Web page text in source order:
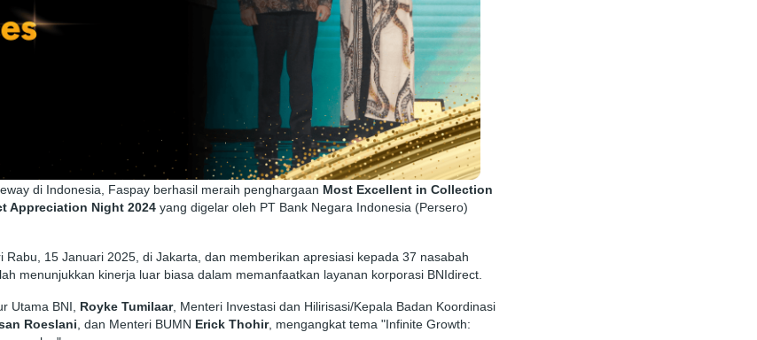
di Indonesia, Faspay berhasil meraih penghargaan Most Excellent in Collection
Appreciation Night 2024 yang digelar oleh PT Bank Negara Indonesia (Persero)
Rabu, 15 Januari 2025, di Jakarta, dan memberikan apresiasi kepada 37 nasabah
menunjukkan kinerja luar biasa dalam memanfaatkan layanan korporasi BNIdirect.
Utama BNI, Royke Tumilaar, Menteri Investasi dan Hilirisasi/Kepala Badan Koordinasi
Roeslani , dan Menteri BUMN Erick Thohir, mengangkat tema "Infinite Growth: